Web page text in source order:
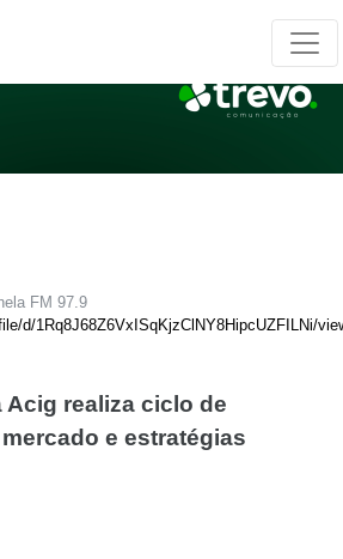
FM 97.9
d/1Rq8J68Z6VxISqKjzClNY8HipcUZFILNi/
Acig realiza ciclo de
e estratégias